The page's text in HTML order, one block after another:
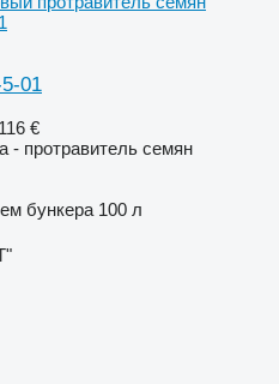
01
€
- протравитель семян
бункера 100 л